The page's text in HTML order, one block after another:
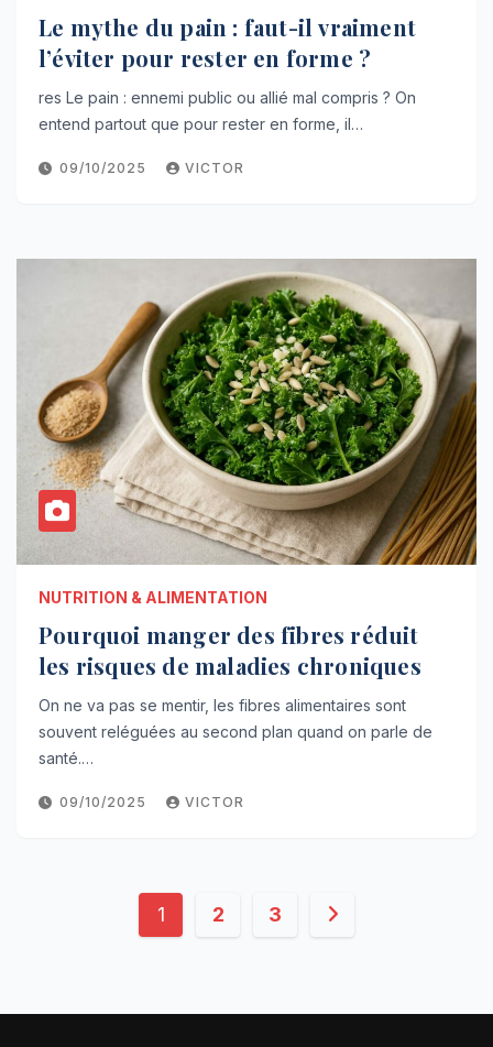
Le mythe du pain : faut-il vraiment
l’éviter pour rester en forme ?
res Le pain : ennemi public ou allié mal compris ? On
entend partout que pour rester en forme, il…
09/10/2025 VICTOR
NUTRITION & ALIMENTATION
Pourquoi manger des fibres réduit
les risques de maladies chroniques
On ne va pas se mentir, les fibres alimentaires sont
souvent reléguées au second plan quand on parle de
santé.…
09/10/2025 VICTOR
Pagination
publications
1 2 3